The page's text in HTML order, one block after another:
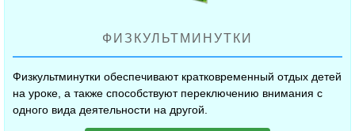
ФИЗКУЛЬТМИНУТКИ
Физкультминутки обеспечивают кратковременный отдых детей
на уроке, а также способствуют переключению внимания с
одного вида деятельности на другой.